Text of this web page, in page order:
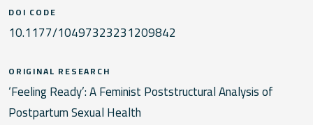
DOI CODE
10.1177/10497323231209842
ORIGINAL RESEARCH
‘Feeling Ready’: A Feminist Poststructural Analysis of
Postpartum Sexual Health